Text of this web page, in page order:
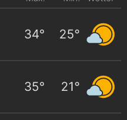
34° 25°
35° 21°